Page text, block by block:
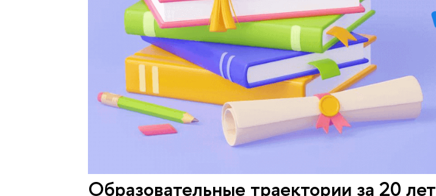
Образовательные траектории за 20 лет